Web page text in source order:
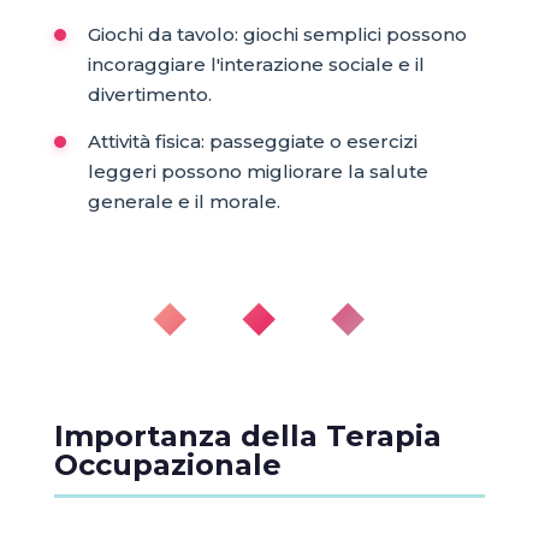
Giochi da tavolo: giochi semplici possono
incoraggiare l'interazione sociale e il
divertimento.
Attività fisica: passeggiate o esercizi
leggeri possono migliorare la salute
generale e il morale.
◆ ◆ ◆
Importanza della Terapia
Occupazionale